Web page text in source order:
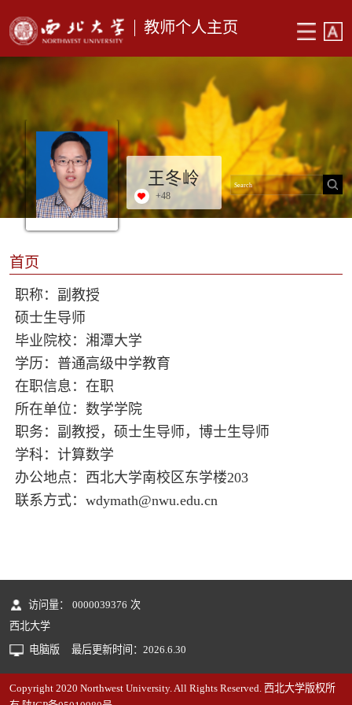
教师个人主页
王冬岭
+48
首页
职称：副教授
硕士生导师
毕业院校：湘潭大学
学历：普通高级中学教育
在职信息：在职
所在单位：数学学院
职务：副教授，硕士生导师，博士生导师
学科：计算数学
办公地点：西北大学南校区东学楼203
联系方式：wdymath@nwu.edu.cn
访问量： 0000039376 次
西北大学
电脑版
最后更新时间： 2026 6 30
Copyright 2020 Northwest University. All Rights Reserved. 西北大学版权所